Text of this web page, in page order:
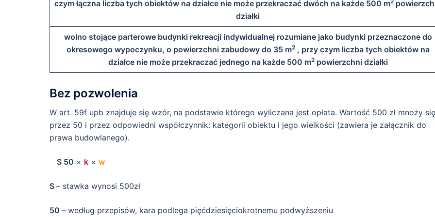
czym łączna liczba tych obiektów na działce nie może przekraczać dwóch na każde 500 m
działki
wolno stojące parterowe budynki rekreacji indywidualnej rozumiane jako budynki przeznaczone do
okresowego wypoczynku, o powierzchni zabudowy do 35 m2, przy czym liczba tych obiektów na
działce nie może przekraczać jednego na każde 500 m2powierzchni działki
Bez pozwolenia
W art. 59f upb znajduje się wzór, na podstawie którego wyliczana jest opłata. Wartość 500 zł mnoży się
przez 50 i przez odpowiedni współczynnik: kategorii obiektu i jego wielkości (zawiera je załącznik do
prawa budowlanego).
S 50 × k × w
S – stawka wynosi 500zł
50 – według przepisów, kara podlega pięćdziesięciokrotnemu podwyższeniu